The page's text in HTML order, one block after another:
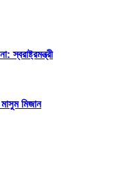
মিজান